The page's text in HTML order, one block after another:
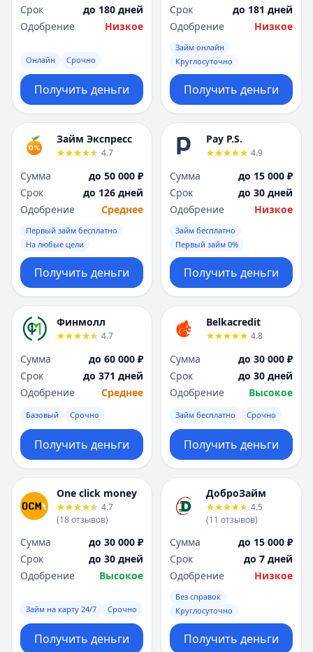
Срок
до 180 дней
Одобрение
Низкое
Онлайн Срочно
Получить деньги
Срок
до 181 дней
Одобрение
Низкое
Займ онлайн
Круглосуточно
Получить деньги
Займ Экспресс
4.7
Сумма
до 50 000 ₽
Срок
до 126 дней
Одобрение
Среднее
Первый займ бесплатно
На любые цели
Получить деньги
Pay P.S.
4.9
Сумма
до 15 000 ₽
Срок
до 30 дней
Одобрение
Низкое
Займ бесплатно
Первый займ 0%
Получить деньги
Финмолл
4.7
Сумма
до 60 000 ₽
Срок
до 371 дней
Одобрение
Среднее
Базовый Срочно
Получить деньги
Belkacredit
4.8
Сумма
до 30 000 ₽
Срок
до 30 дней
Одобрение
Высокое
Займ бесплатно Срочно
Получить деньги
One click money
4.7
(18отзывов)
Сумма
до 30 000 ₽
Срок
до 30 дней
Одобрение
Высокое
Займ на карту 24/7 Срочно
Получить деньги
ДоброЗайм
4.5
(11 отзывов)
Сумма
до 15 000 ₽
Срок
до 7 дней
Одобрение
Низкое
Без справок
Круглосуточно
Получить деньги